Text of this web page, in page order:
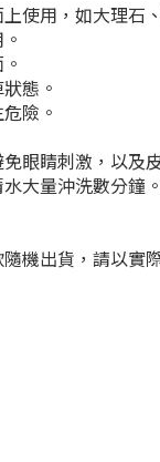
使用，如大理石
態。
險。
眼睛刺激，以及
大量沖洗數分鐘
機出貨，請以實